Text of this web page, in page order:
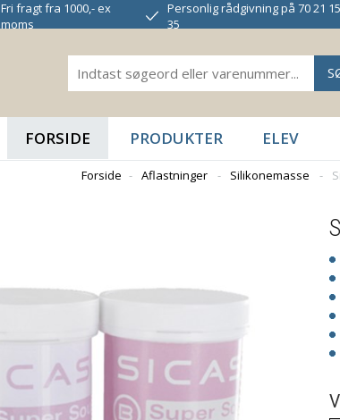
Fri fragt fra 1000,- ex
moms
Personlig rådgivning på 70 21 15
35
FORSIDE PRODUKTER ELEV
Forside - Aflastninger - Silikonemasse -